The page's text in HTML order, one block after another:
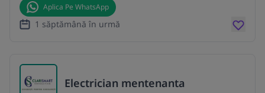
Aplica Pe WhatsApp
1 săptămână în urmă
Electrician mentenanta